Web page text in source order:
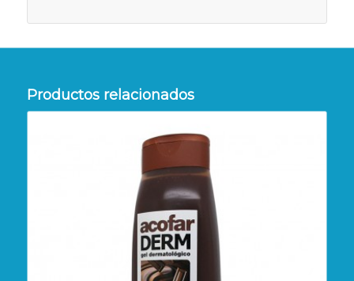
Productos relacionados